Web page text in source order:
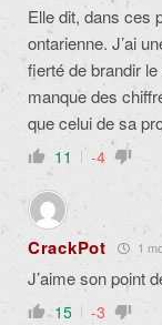
Elle dit, dans ces
ontarienne. J’ai
fierté de brandir
manque des
que celui de sa
11 -4
CrackPot 1
J’aime son point
15 -3